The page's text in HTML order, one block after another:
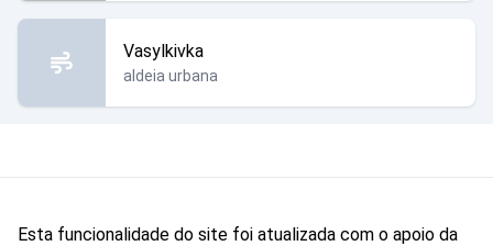
Vasylkivka
aldeia urbana
Esta funcionalidade do site foi atualizada com o apoio da